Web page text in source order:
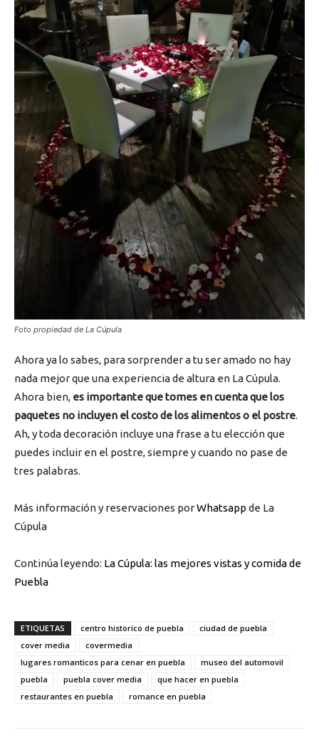
Foto propiedad de La Cúpula
Ahora ya lo sabes, para sorprender a tu ser amado no hay
nada mejor que una experiencia de altura en La Cúpula.
Ahora bien, es importante que tomes en cuenta que los
paquetes no incluyen el costo de los alimentos o el postre.
Ah, y toda decoración incluye una frase a tu elección que
puedes incluir en el postre, siempre y cuando no pase de
tres palabras.
Más información y reservaciones porWhatsapp de La
Cúpula
Continúa leyendo: La Cúpula: las mejores vistas y comida de
Puebla
ETIQUETAS centro historico de puebla
ciudad de puebla
cover media
covermedia
lugares romanticos para cenar en puebla
museo del automovil
puebla
puebla cover media
que hacer en puebla
restaurantes en puebla
romance en puebla